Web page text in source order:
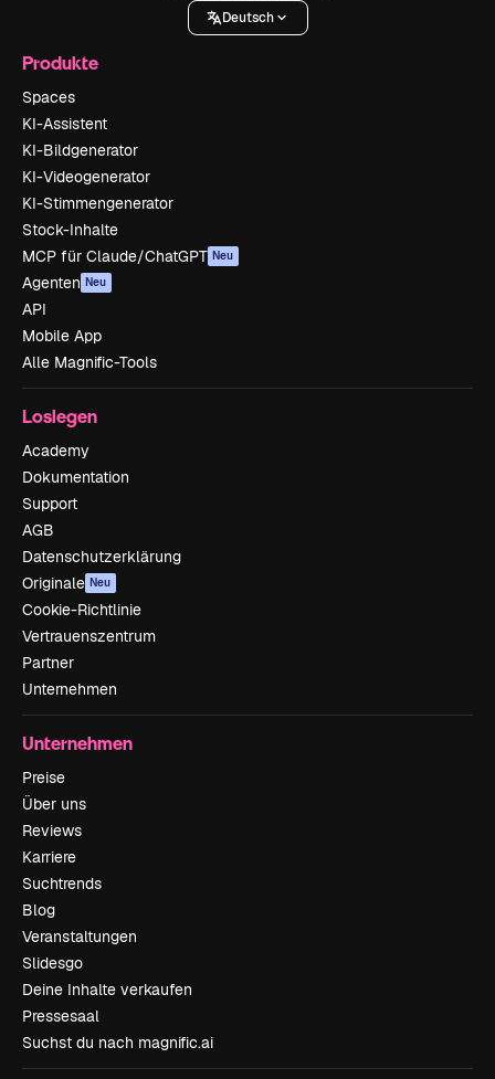
Deutsch
Produkte
Spaces
KI-Assistent
KI-Bildgenerator
KI-Videogenerator
KI-Stimmengenerator
Stock-Inhalte
MCP für Claude/ChatGPT Neu
Agenten Neu
API
Mobile App
Alle Magnific-Tools
Loslegen
Academy
Dokumentation
Support
AGB
Datenschutzerklärung
Originale Neu
Cookie-Richtlinie
Vertrauenszentrum
Partner
Unternehmen
Unternehmen
Preise
Über uns
Reviews
Karriere
Suchtrends
Blog
Veranstaltungen
Slidesgo
Deine Inhalte verkaufen
Pressesaal
Suchst du nach magnific.ai